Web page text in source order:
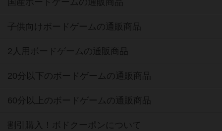
国産ボードゲームの通販商品
子供向けボードゲームの通販商品
2人用ボードゲームの通販商品
20分以下のボードゲームの通販商品
60分以上のボードゲームの通販商品
割引購入！ボドクーポンについて